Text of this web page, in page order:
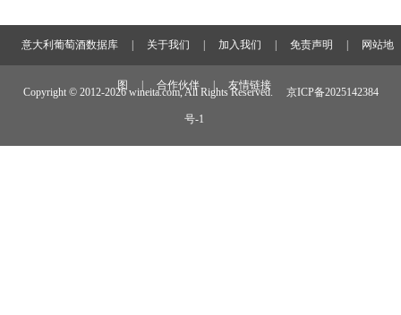
意大利葡萄酒数据库 关于我们 加入我们 免责声明 网站地
图 合作伙伴 友情链接
Copyright © 2012-2026 wineita.com, All Rights Reserved. 京ICP备2025142384
号-1